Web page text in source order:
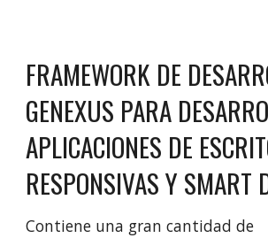
FRAMEWORK DE
GENEXUS PARA
APLICACIONES DE
RESPONSIVAS Y SMART
Contiene una gran cantidad de